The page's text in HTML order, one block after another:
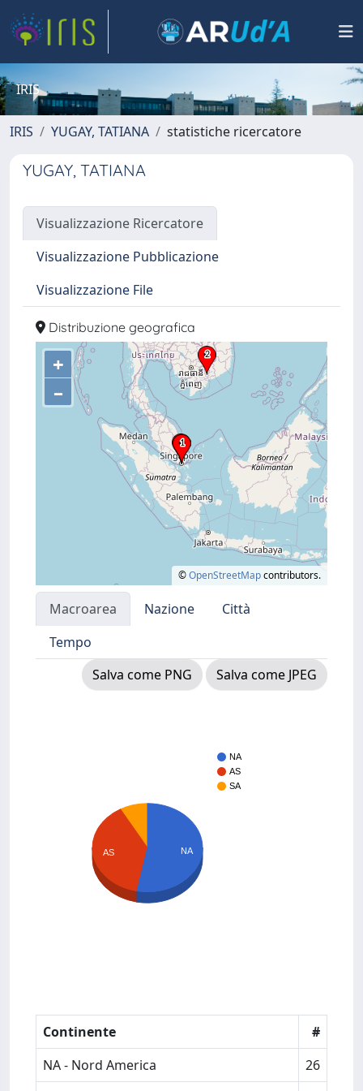
IRIS
IRIS YUGAY, TATIANA statistiche ricercatore
YUGAY, TATIANA
Visualizzazione Ricercatore
Visualizzazione Pubblicazione
Visualizzazione File
Distribuzione geografica
+
–
©OpenStreetMapcontributors.
Macroarea Nazione
Città
Tempo
Salva come PNG
Salva come JPEG
NA
AS
SA
AS NA
Continente
#
NA - Nord America
26